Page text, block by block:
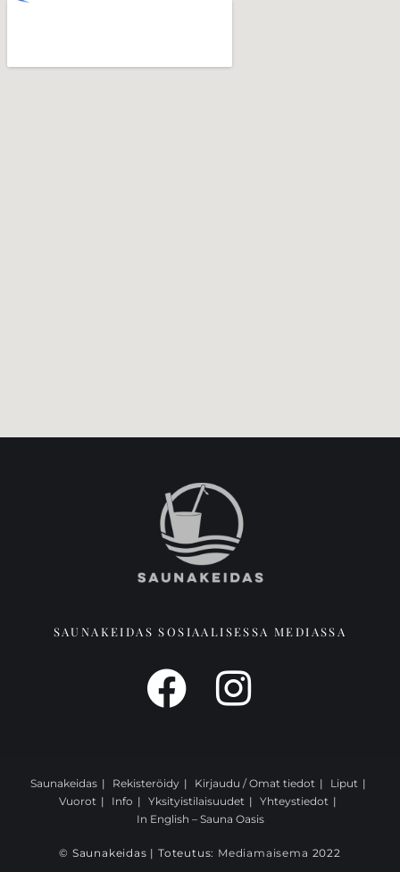
SAUNAKEIDAS SOSIAALISESSA MEDIASSA
Saunakeidas Rekisteröidy Kirjaudu / Omat tiedot
Liput
Vuorot
Info Yksityistilaisuudet
Yhteystiedot
In English – Sauna Oasis
© Saunakeidas | Toteutus: Mediamaisema 2022